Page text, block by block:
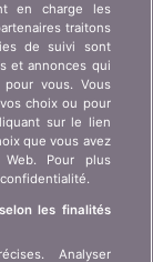
client art. 45
des données
juridiques
en charge les
traitons
de suivi sont
et annonces qui
vous. Vous
choix ou pour
sur le lien
que vous avez
Pour plus
les finalités
Analyser